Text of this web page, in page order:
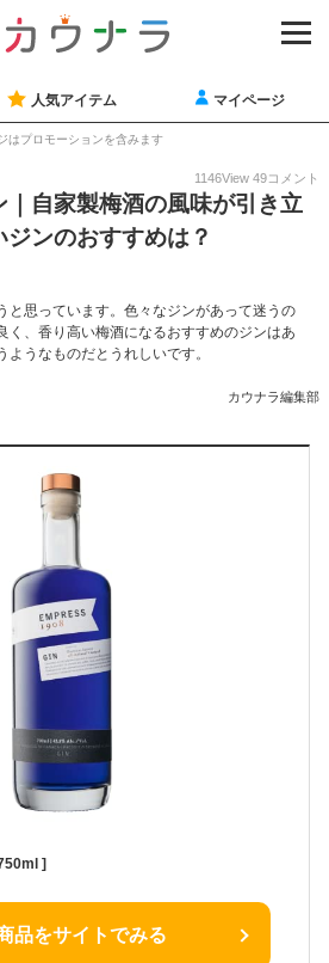
人気アイテム マイページ
はプロモーションを含みます
1146View 49コメント
｜自家製梅酒の風味が引き立
ジンのおすすめは？
と思っています。色々なジンがあって迷うの
く、香り高い梅酒になるおすすめのジンはあ
ようなものだとうれしいです。
カウナラ編集部
]
品をサイトでみる